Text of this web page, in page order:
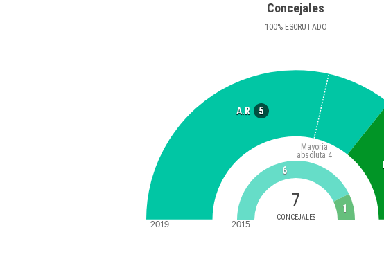
Concejales
100%ESCRUTADO
A.R 5
7
CONCEJALES
Mayoría
absoluta 4
6
1
2019 2015